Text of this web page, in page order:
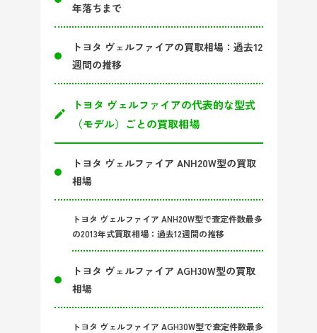
年落ちまで
トヨタ ヴェルファイアの買取相場：過去12
週間の推移
トヨタ ヴェルファイアの代表的な型式
（モデル）ごとの買取相場
トヨタ ヴェルファイア ANH20W型の買取
相場
トヨタ ヴェルファイア ANH20W型で査定件数最多
の2013年式買取相場：過去12週間の推移
トヨタ ヴェルファイア AGH30W型の買取
相場
トヨタ ヴェルファイア AGH30W型で査定件数最多